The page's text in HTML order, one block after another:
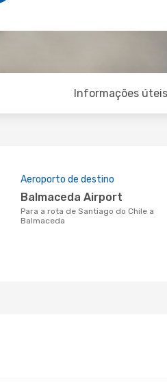
Informações úteis
Aeroporto de destino
Balmaceda Airport
Para a rota de Santiago do Chile a
Balmaceda